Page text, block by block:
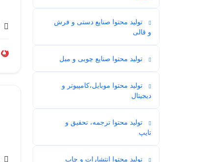
تولید محتوا صنایع دستی و فرش
و قالی
تولید محتوا صنایع چوبی و مبل
تولید محتوا موبایل،کامپیوتر و
دیجیتال
تولید محتوا ترجمه، تحقیق و
تایپ
تولید محتوا انتشارات و چاپ